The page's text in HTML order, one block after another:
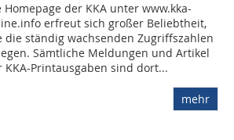
Homepage der KKA unter www.kka-
erfreut sich großer Beliebtheit,
die ständig wachsenden Zugriffszahlen
Sämtliche Meldungen und Artikel
KKA-Printausgaben sind dort...
mehr